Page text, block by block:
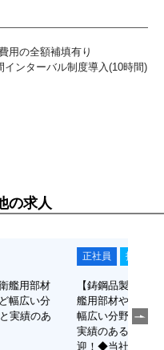
用の全額補填有り
ンターバル制度導入(10時間)
の求人
◆当社の製品は、護衛
機械、土木、建築など
年の歴史を誇る信頼と
応募前の会社見学大歓
野に